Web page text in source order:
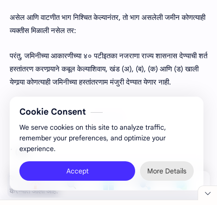
असेल आणि वाटणीत भाग निश्चित केल्यानंतर, तो भाग असलेली जमीन कोणत्याही
व्यक्तीस मिळाली नसेल तर:
परंतु, जमिनीच्या आकारणीच्या ४० पटीइतका नजराणा राज्य शासनास देण्याची शर्त
हस्तांतरण करणार्‍याने कबूल केल्याशिवाय, खंड (अ), (ब), (क) आणि (ड) खाली
येणार्‍या कोणत्याही जमिनीच्या हस्तांतरणाम मंजुरी देण्यात येणार नाही.
iii)
उपरोक्त नियमामध्ये दिनांक १९.१०२००१ रोजी खालीलप्रमाणे सुधारणा
करण्यात आली आहे.
Cookie Consent
We serve cookies on this site to analyze traffic,
remember your preferences, and optimize your
experience.
Accept More Details